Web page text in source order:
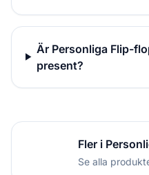
Är Personliga Flip-
present?
Fler i
Se alla